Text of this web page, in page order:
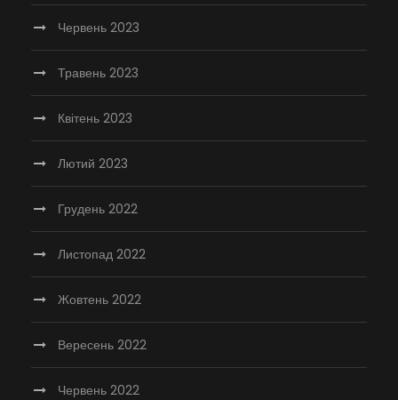
Червень 2023
Травень 2023
Квітень 2023
Лютий 2023
Грудень 2022
Листопад 2022
Жовтень 2022
Вересень 2022
Червень 2022